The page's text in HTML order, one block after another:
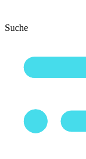
Suche